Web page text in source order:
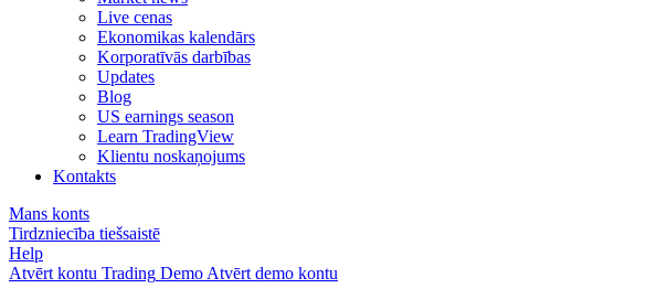
Live cenas
Ekonomikas kalendārs
Korporatīvās darbības
Updates
Blog
US earnings season
Learn TradingView
Klientu noskaņojums
Kontakts
Mans konts
Tirdzniecība tiešsaistē
Help
Atvērt kontu Trading Demo Atvērt demo kontu